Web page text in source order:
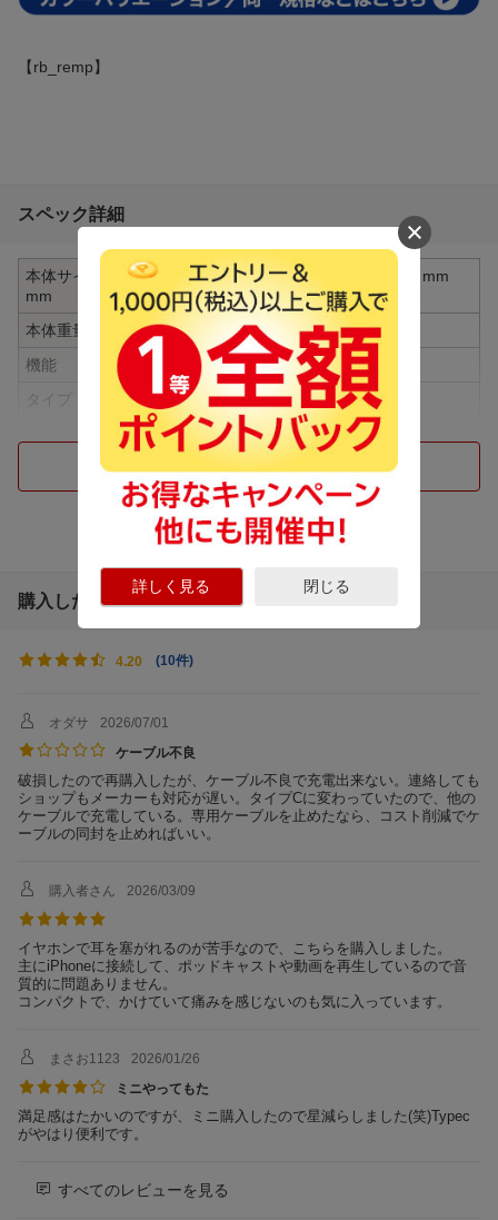
詳しく見る 閉じる
【rb_remp】
スペック詳細
本体サイズ(H×W×D)
mm
約107（W）×45（H）×120（D）mm
本体重量
機能
ワイヤレス(ネックバンド)
タイプ
骨伝導型
Bluetooth対応
BluetoothのClass
Class2
Bluetooth 対応プロ
A2DP、AVRCP、 HSP、 HFP
Bluetoothマルチペア
リング
2台
イヤホン充電時間
急速充電(mm分充電/
mm分再生)
10分充電/約90分再生
感度
105±3dB
再生周波数帯域
20Hz-20kHz
防水・防滴
リモコン・マイク
マイク対応
付属品
OpenRun Mini USB-C、USB-C ケーブル
（充電用）、キャリングケース、ユーザ
購入した人のレビュー
4.20 (10件)
オダサ
2026/07/01
ケーブル不良
破損したので再購入したが、ケーブル不良で充電出来ない。連絡しても
ショップもメーカーも対応が遅い。タイプCに変わっていたので、他の
ケーブルで充電している。専用ケーブルを止めたなら、コスト削減でケ
ーブルの同封を止めればいい。
購入者さん 2026/03/09
イヤホンで耳を塞がれるのが苦手なので、こちらを購入しました。
主にiPhoneに接続して、ポッドキャストや動画を再生しているので音
質的に問題ありません。
コンパクトで、かけていて痛みを感じないのも気に入っています。
まさお1123
2026/01/26
ミニやってもた
満足感はたかいのですが、ミニ購入したので星減らしました(笑)Typec
がやはり便利です。
すべてのレビューを見る